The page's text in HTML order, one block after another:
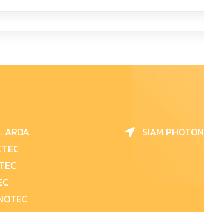
ARDA
SIAM PHOTON